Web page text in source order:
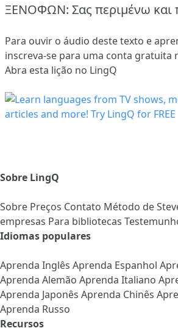
ΞΕΝΟΦΩΝ: Σας περιμένω και
Para ouvir o áudio deste texto e
inscreva-se para uma conta gratuita
Abra esta lição no LingQ
Sobre LingQ
Sobre Preços Contato Método de
empresas Para bibliotecas
Idiomas populares
Aprenda Inglês Aprenda Espanhol
Aprenda Alemão Aprenda Italiano
Aprenda Japonês Aprenda Chinês
Aprenda Russo
Recursos